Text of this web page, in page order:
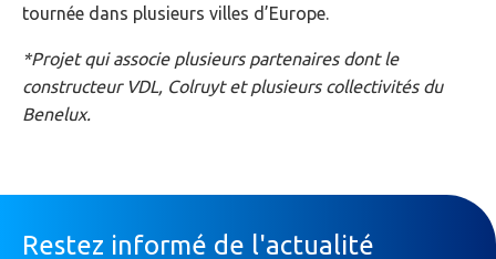
tournée dans plusieurs villes d’Europe.
*Projet qui associe plusieurs partenaires dont le
constructeur VDL, Colruyt et plusieurs collectivités du
Benelux.
Restez informé de l'actualité